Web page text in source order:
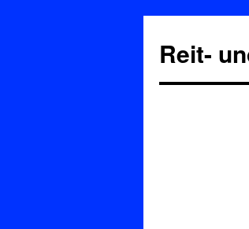
Reit-